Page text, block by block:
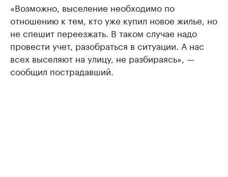
«Возможно, выселение необходимо по
отношению к тем, кто уже купил новое жилье, но
не спешит переезжать. В таком случае надо
провести учет, разобраться в ситуации. А нас
всех выселяют на улицу, не разбираясь», —
сообщил пострадавший.